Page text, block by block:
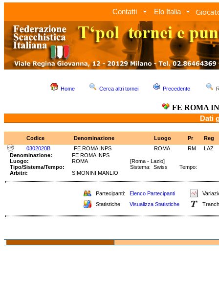
Contatti Elo Italia
Home Cerca altri tornei Precedente
FE ROMA
Dati
Codice Denominazione Luogo Pr
Reg
0302020B
FE ROMA INPS ROMA RM
LAZ
Denominazione:
FE ROMA INPS
Luogo:
ROMA
[Roma - Lazio]
Tipo/Sistema/Tempo:
Sistema: Swiss Tempo:
Arbitri:
SIMONINI MANLIO
Partecipanti: Elenco Partecipanti
Statistiche:
Visualizza Statistiche